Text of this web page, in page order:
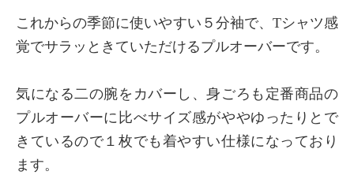
× 商品紹介
これからの季節に使いやすい５分袖で、Tシャツ感
覚でサラッときていただけるプルオーバーです。
気になる二の腕をカバーし、身ごろも定番商品の
プルオーバーに比べサイズ感がややゆったりとで
きているので１枚でも着やすい仕様になっており
ます。